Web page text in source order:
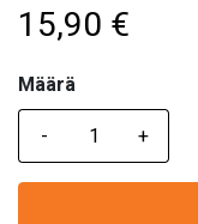
15,90 €
Määrä
Määrä